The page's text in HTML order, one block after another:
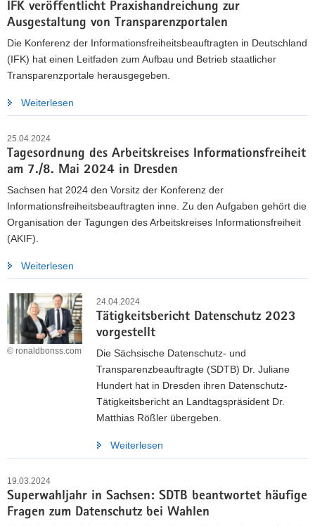
IFK veröffentlicht Praxishandreichung zur
Ausgestaltung von Transparenzportalen
Die Konferenz der Informationsfreiheitsbeauftragten in Deutschland
(IFK) hat einen Leitfaden zum Aufbau und Betrieb staatlicher
Transparenzportale herausgegeben.
Weiterlesen
25.04.2024
Tagesordnung des Arbeitskreises Informationsfreiheit
am 7./8. Mai 2024 in Dresden
Sachsen hat 2024 den Vorsitz der Konferenz der
Informationsfreiheitsbeauftragten inne. Zu den Aufgaben gehört die
Organisation der Tagungen des Arbeitskreises Informationsfreiheit
(AKIF).
Weiterlesen
24.04.2024
Tätigkeitsbericht Datenschutz 2023
vorgestellt
© ronaldbonss.com
Die Sächsische Datenschutz- und
Transparenzbeauftragte (SDTB) Dr. Juliane
Hundert hat in Dresden ihren Datenschutz-
Tätigkeitsbericht an Landtagspräsident Dr.
Matthias Rößler übergeben.
Weiterlesen
19.03.2024
Superwahljahr in Sachsen: SDTB beantwortet häufige
Fragen zum Datenschutz bei Wahlen